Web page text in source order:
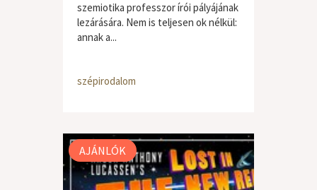
szemiotika professzor írói pályájának
lezárására. Nem is teljesen ok nélkül:
annak a...
szépirodalom
AJÁNLÓK